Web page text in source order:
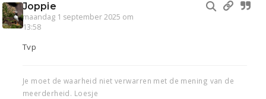
Joppie
maandag 1 september 2025 om
13:58
Tvp
Je moet de waarheid niet verwarren met de mening van de
meerderheid. Loesje